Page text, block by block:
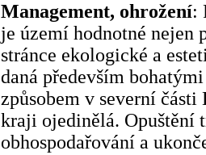
Management, ohrožení:
je území hodnotné nejen
stránce ekologické a
daná především
způsobem v severní
kraji ojedinělá. Opuštění
obhospodařování a